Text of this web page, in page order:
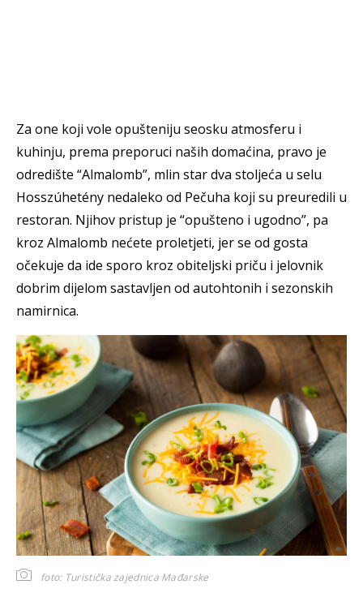
Za one koji vole opušteniju seosku atmosferu i
kuhinju, prema preporuci naših domaćina, pravo je
odredište “Almalomb”, mlin star dva stoljeća u selu
Hosszúhetény nedaleko od Pečuha koji su preuredili u
restoran. Njihov pristup je “opušteno i ugodno”, pa
kroz Almalomb nećete proletjeti, jer se od gosta
očekuje da ide sporo kroz obiteljski priču i jelovnik
dobrim dijelom sastavljen od autohtonih i sezonskih
namirnica.
foto: Turistička zajednica Mađarske